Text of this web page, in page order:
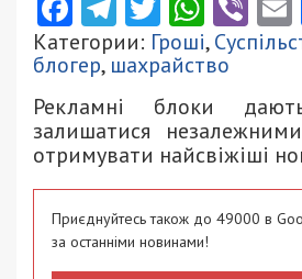
Категории: Гроші,
блогер, шахрайство
Рекламні блоки
залишатися
отримувати найсвіжіші
Приєднуйтесь також до 49000 в
за останніми новинами!